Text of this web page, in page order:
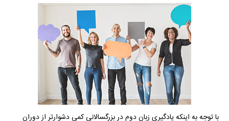
با توجه به اینکه یادگیری زبان دوم در بزرگسالانی کمی دشوارتر از دوران